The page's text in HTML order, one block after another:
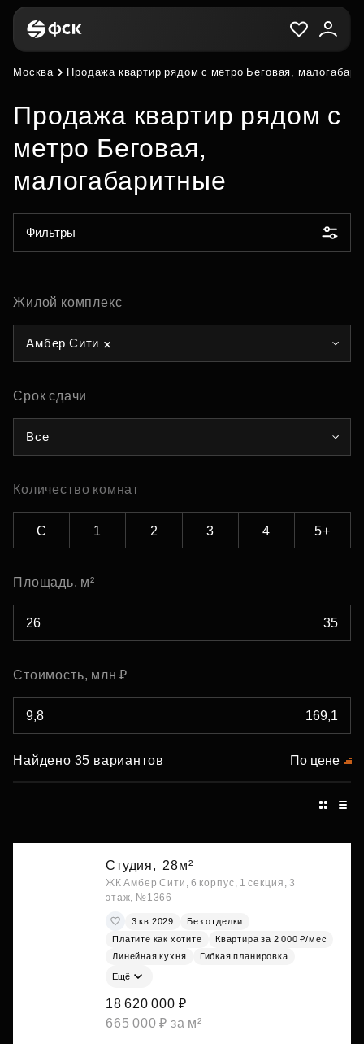
Москва Продажа квартир рядом с метро Беговая,
Продажа квартир рядом с
метро Беговая,
малогабаритные
Фильтры
Жилой комплекс
Амбер Сити
Срок сдачи
Все
Количество комнат
С 1 2 3 4 5+
Площадь, м²
Стоимость, млн ₽
Найдено 35 вариантов По цене
Студия, 28м²
ЖК Амбер Сити, 6 корпус, 1 секция, 3
этаж, №1366
3 кв 2029
Без отделки
Платите как хотите
Квартира за 2 000 ₽/мес
Линейная кухня
Гибкая планировка
Ещё
18 620 000 ₽
665 000 ₽ за м²